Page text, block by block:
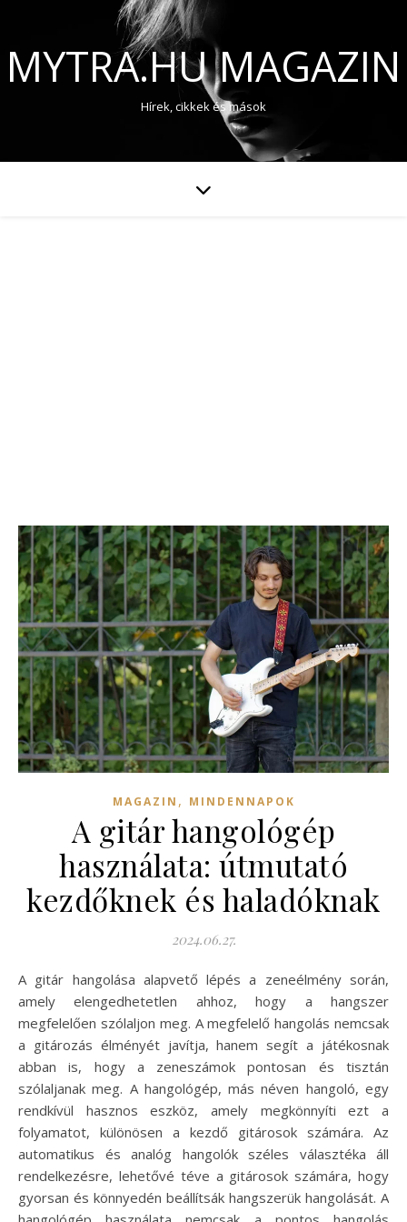
MYTRA.HU MAGAZIN
Hírek, cikkek és mások
MAGAZIN , MINDENNAPOK
A gitár hangológép
használata: útmutató
kezdőknek és haladóknak
2024.06.27.
A gitár hangolása alapvető lépés a zeneélmény során,
amely elengedhetetlen ahhoz, hogy a hangszer
megfelelően szólaljon meg. A megfelelő hangolás nemcsak
a gitározás élményét javítja, hanem segít a játékosnak
abban is, hogy a zeneszámok pontosan és tisztán
szólaljanak meg. A hangológép, más néven hangoló, egy
rendkívül hasznos eszköz, amely megkönnyíti ezt a
folyamatot, különösen a kezdő gitárosok számára. Az
automatikus és analóg hangolók széles választéka áll
rendelkezésre, lehetővé téve a gitárosok számára, hogy
gyorsan és könnyedén beállítsák hangszerük hangolását. A